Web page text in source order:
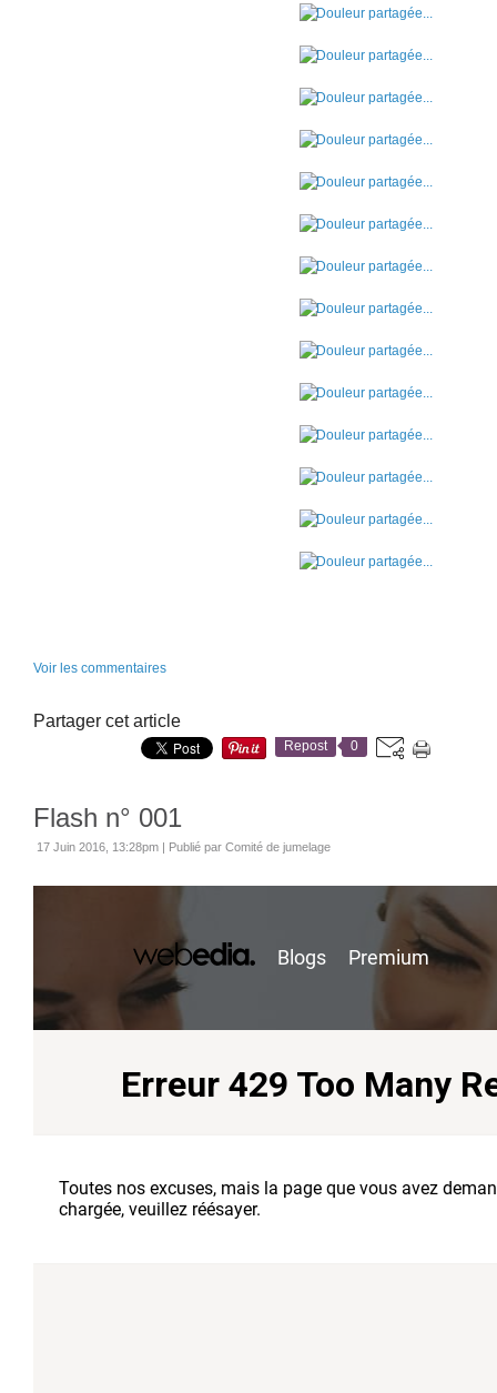
Voir les commentaires
Partager cet article
Repost 0
Flash n° 001
17 Juin 2016, 13:28pm | Publié par Comité de jumelage